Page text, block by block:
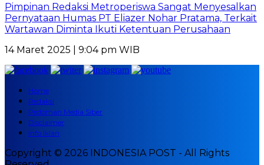
Pimpinan Redaksi Metroperiswa Sangat Menyesalkan
Pernyataan Humas PT Eliazer Nohar Pratama, Terkait
Wartawan Diminta Ikuti Ketentuan Perusahaan
14 Maret 2025 | 9:04 pm WIB
Home
Redaksi
Pedoman Media Siber
Disclaimer
Info Iklan
Copyright © 2026 INDONESIA POST - All Rights